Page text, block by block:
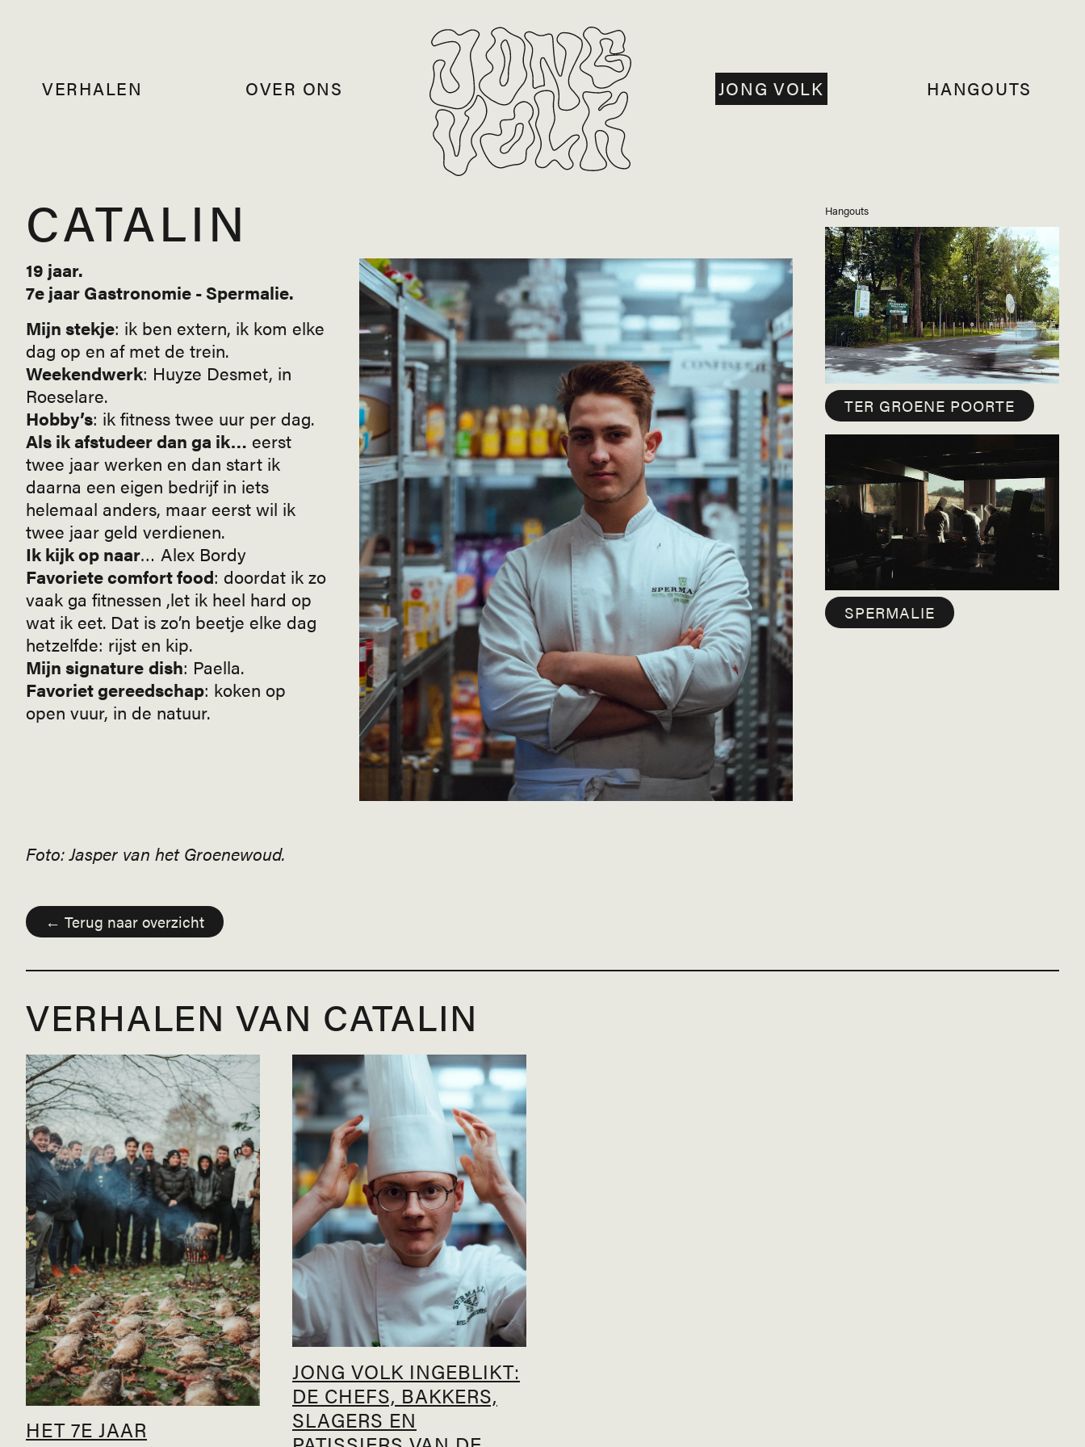
VERHALEN OVER ONS JONG VOLK HANGOUTS
CATALIN
19 jaar.
7e jaar Gastronomie - Spermalie.
Mijn stekje: ik ben extern, ik kom elke
dag op en af met de trein.
Weekendwerk: Huyze Desmet, in
Roeselare.
Hobby’s: ik fitness twee uur per dag.
Als ik afstudeer dan ga ik… eerst
twee jaar werken en dan start ik
daarna een eigen bedrijf in iets
helemaal anders, maar eerst wil ik
twee jaar geld verdienen.
Ik kijk op naar… Alex Bordy
Favoriete comfort food: doordat ik zo
vaak ga fitnessen ,let ik heel hard op
wat ik eet. Dat is zo’n beetje elke dag
hetzelfde: rijst en kip.
Mijn signaturedish: Paella.
Favoriet gereedschap: koken op
open vuur, in de natuur.
Foto: Jasper van het Groenewoud.
← Terug naar overzicht
Hangouts
TER GROENE POORTE
SPERMALIE
VERHALEN VAN CATALIN
HET 7E JAAR
JONG VOLK INGEBLIKT:
DE CHEFS, BAKKERS,
SLAGERS EN